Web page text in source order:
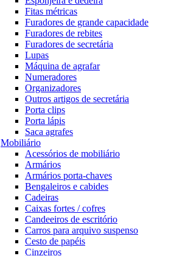
Fitas métricas
Furadores de grande capacidade
Furadores de rebites
Furadores de secretária
Lupas
Máquina de agrafar
Numeradores
Organizadores
Outros artigos de secretária
Porta clips
Porta lápis
Saca agrafes
Mobiliário
Acessórios de mobiliário
Armários
Armários porta-chaves
Bengaleiros e cabides
Cadeiras
Caixas fortes / cofres
Candeeiros de escritório
Carros para arquivo suspenso
Cesto de papéis
Cinzeiros